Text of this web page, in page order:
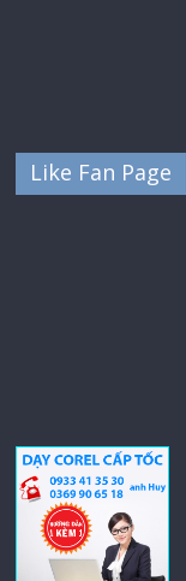
Like Fan Page